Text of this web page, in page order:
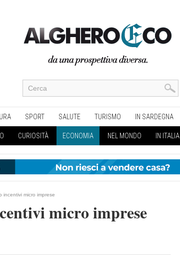
SPORT SALUTE TURISMO IN SARDEGNA
CURIOSITÀ ECONOMIA NEL MONDO IN ITALIA
incentivi micro imprese
micro imprese